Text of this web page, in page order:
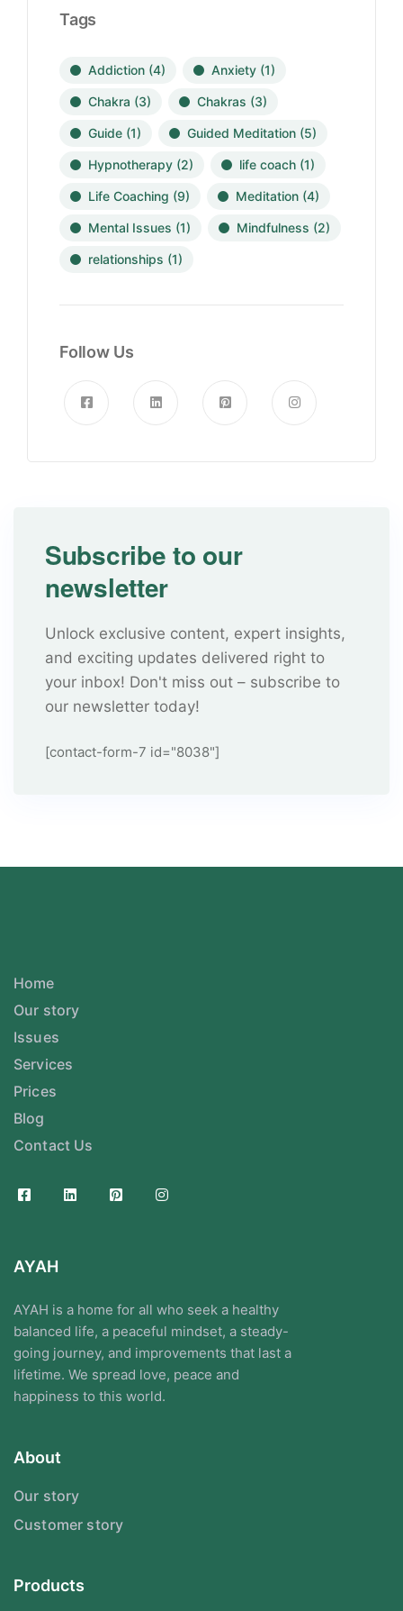
Tags
Addiction (4) Anxiety (1)
Chakra (3) Chakras (3)
Guide (1) Guided Meditation (5)
Hypnotherapy (2) life coach (1)
Life Coaching (9) Meditation (4)
Mental Issues (1) Mindfulness (2)
relationships (1)
Follow Us
Subscribe to our
newsletter
Unlock exclusive content, expert insights,
and exciting updates delivered right to
your inbox! Don't miss out – subscribe to
our newsletter today!
[contact-form-7 id="8038"]
Home
Our story
Issues
Services
Prices
Blog
Contact Us
AYAH
AYAH is a home for all who seek a healthy
balanced life, a peaceful mindset, a steady-
going journey, and improvements that last a
lifetime. We spread love, peace and
happiness to this world.
About
Our story
Customer story
Products